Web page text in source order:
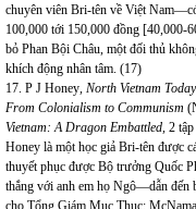
chuyên viên Bri-tên về Việt
100,000 tới 150,000 đồng [40,000-
bỏ Phan Bội Châu, một đối thủ
khích động nhân tâm. (17)
17. P J Honey, North Vietnam Today
From Colonialism to Communism
Vietnam: A Dragon Embattled, 2
Honey là một học giả Bri-tên được
thuyết phục được Bộ trưởng Quốc
thắng với anh em họ Ngô—dẫn đến
cho Tổng Giám Mục Thục;